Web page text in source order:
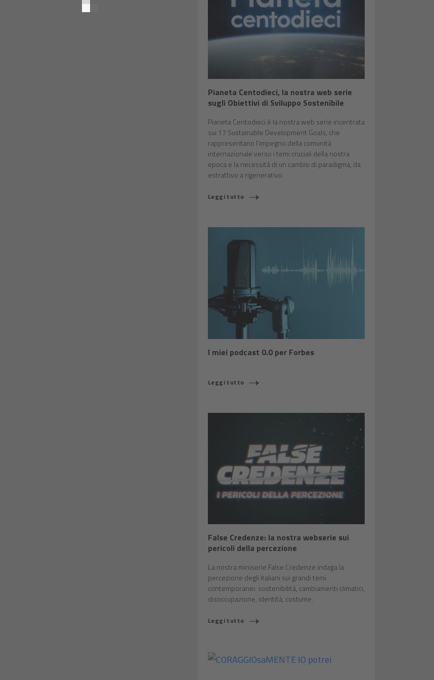
Pianeta Centodieci, la nostra web serie
sugli Obiettivi di Sviluppo Sostenibile
Pianeta Centodieci è la nostra web serie incentrata
sui 17 Sustainable Development Goals, che
rappresentano l’impegno della comunità
internazionale verso i temi cruciali della nostra
epoca e la necessità di un cambio di paradigma, da
estrattivo a rigenerativo.
Leggi tutto
I miei podcast 0.0 per Forbes
Leggi tutto
False Credenze: la nostra webserie sui
pericoli della percezione
La nostra miniserie False Credenze indaga la
percezione degli italiani sui grandi temi
contemporanei: sostenibilità, cambiamenti climatici,
disoccupazione, identità, costume.
Leggi tutto